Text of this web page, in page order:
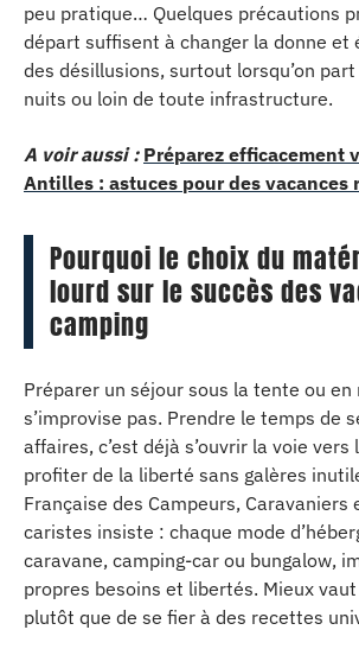
peu pratique… Quelques précautions
départ suffisent à changer la donne et
des désillusions, surtout lorsqu’on
nuits ou loin de toute infrastructure.
A voir aussi : Préparez efficacement
Antilles : astuces pour des vacances
Pourquoi le choix du
lourd sur le succès des
camping
Préparer un séjour sous la tente ou en
s’improvise pas. Prendre le temps de
affaires, c’est déjà s’ouvrir la voie
profiter de la liberté sans galères
Française des Campeurs, Caravaniers
caristes insiste : chaque mode
caravane, camping-car ou bungalow,
propres besoins et libertés. Mieux
plutôt que de se fier à des recettes